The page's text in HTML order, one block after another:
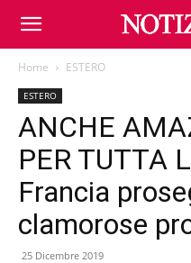
Home ESTERO
ESTERO
ANCHE
PER TUTTA
Francia
clamorose
25 Dicembre 2019